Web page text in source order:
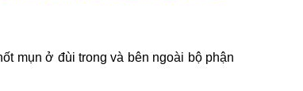
mụn ở đùi trong và bên ngoài bộ phận